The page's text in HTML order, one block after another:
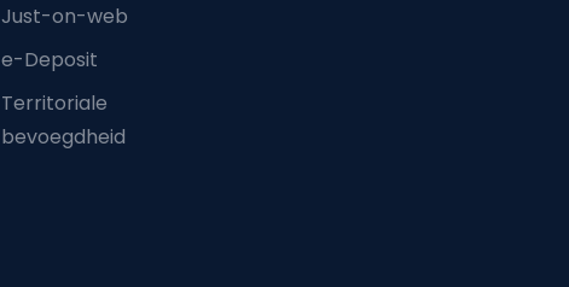
Just-on-web
e-Deposit
Territoriale
bevoegdheid